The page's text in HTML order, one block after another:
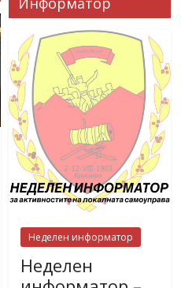
Неделен информатор
Неделен